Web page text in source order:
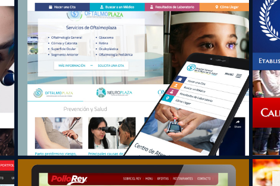
Hospital General
de la Plaza de la Salud